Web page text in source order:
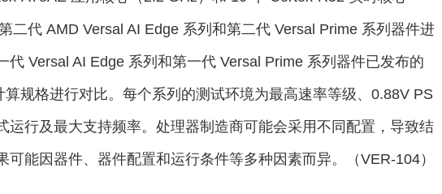
二代 AMD Versal AI Edge 系列和第二代 Versal Prime 系列器件进
代 Versal AI Edge 系列和第一代 Versal Prime 系列器件已发布的
算规格进行对比。每个系列的测试环境为最高速率等级、0.88V PS
运行及最大支持频率。处理器制造商可能会采用不同配置，导致结
可能因器件、器件配置和运行条件等多种因素而异。（VER-104）